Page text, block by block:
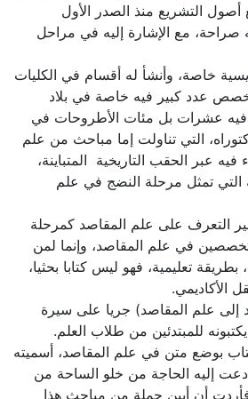
التشريع منذ الصدر الأول
صراحة، مع الإشارة إليه في مراحل
خاصة، وأنشأ له أقسام في الكليات
عدد كبير فيه خاصة في بلاد
فيه عشرات بل مئات الأطروحات في
التي تناولت إما مباحث من علم
فيه عبر الحقب التاريخية المتباينة،
التي تمثل مرحلة النضج في علم
التعرف على علم المقاصد كمرحلة
في علم المقاصد، وإنما لمن
تعليمية، فهو ليس كتابا بحثيا،
الأكاديمي.
إلى علم المقاصد) جريا على سيرة
للمبتدئين من طلاب العلم.
بوضع متن في علم المقاصد، أسميته
إليه الحاجة من خلو الساحة من
أن أبين جملة من مباحث هذا